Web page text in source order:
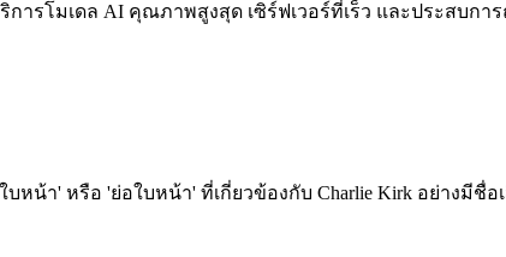
การโมเดล AI คุณภาพสูงสุด เซิร์ฟเวอร์ที่เร็ว และประสบ
หน้า' หรือ 'ย่อใบหน้า' ที่เกี่ยวข้องกับ Charlie Kirk อย่างมี